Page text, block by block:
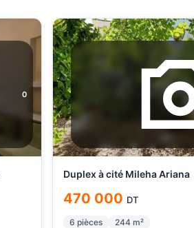
0
Duplex à cité Mileha Ariana
470 000 DT
6 pièces 244m²